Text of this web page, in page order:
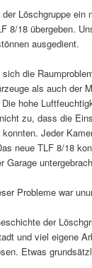
Löschgruppe ein
8/18 übergeben.
ausgedient.
die
als auch der
hohe
zu, dass die
Jeder
neue TLF 8/18
Garage
Probleme war
der
und viel eigene
Etwas